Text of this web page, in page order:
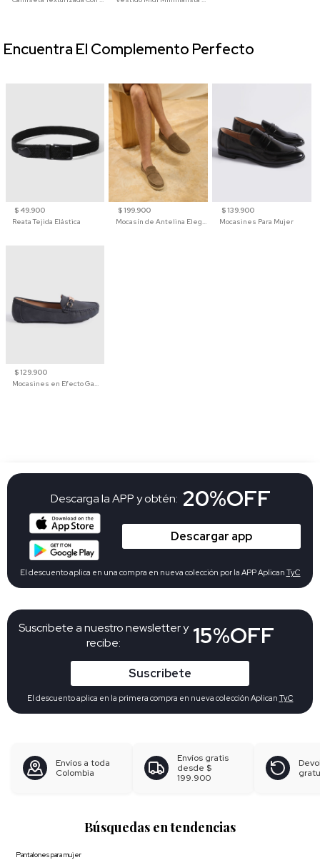
$ 49.900
Reata Tejida Elástica
$ 199.900
Mocasín de Antelina Elegante con Suela de Contraste Para Hombre
$ 139.900
Mocasines Para Mujer
$ 129.900
Mocasines en Efecto Gamuzado Para Mujer
Encuentra El Complemento Perfecto
Suscribete a nuestro newsletter y
recibe:
15%OFF
Suscribete
El descuento aplica en la primera compra en nueva colección Aplican TyC
Descarga la APP y obtén: 20%OFF
Descargar app
El descuento aplica en una compra en nueva colección por la APP Aplican TyC
Envíos a toda
Colombia
Envíos gratis
desde $
199.900
Búsquedas en tendencias
Pantalones para mujer